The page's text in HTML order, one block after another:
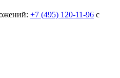
+7 (495) 120-11-96 с